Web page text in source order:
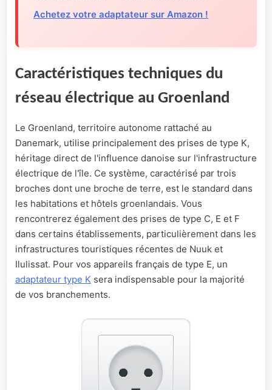
Achetez votre adaptateur sur Amazon !
Caractéristiques techniques du
réseau électrique au Groenland
Le Groenland, territoire autonome rattaché au
Danemark, utilise principalement des prises de type K,
héritage direct de l'influence danoise sur l'infrastructure
électrique de l'île. Ce système, caractérisé par trois
broches dont une broche de terre, est le standard dans
les habitations et hôtels groenlandais. Vous
rencontrerez également des prises de type C, E et F
dans certains établissements, particulièrement dans les
infrastructures touristiques récentes de Nuuk et
Ilulissat. Pour vos appareils français de type E, un
adaptateur type K sera indispensable pour la majorité
de vos branchements.